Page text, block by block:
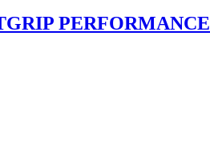
PERFORMANCE